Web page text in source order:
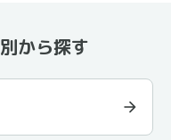
から探す